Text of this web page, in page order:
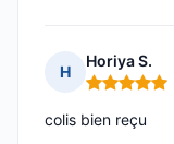
H
Horiya S.
Note : 5 sur
colis bien reçu